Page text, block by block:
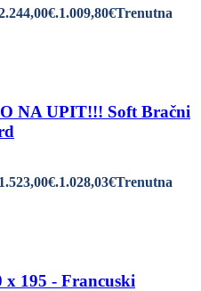
1.009,80€Trenutna
NA UPIT!!! Soft Bračni
1.028,03€Trenutna
195 - Francuski